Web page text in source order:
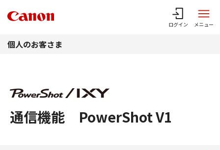
ログイン メニュー
個人のお客さま
通信機能 PowerShot V1